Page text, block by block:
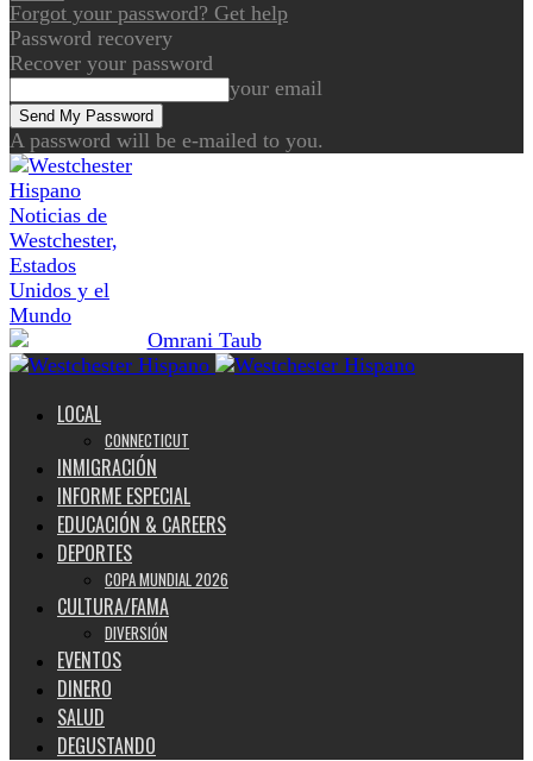
Forgot your password? Get help
Password recovery
Recover your password
your email
A password will be e-mailed to you.
Noticias de
Westchester,
Estados
Unidos y el
Mundo
LOCAL
CONNECTICUT
INMIGRACIÓN
INFORME ESPECIAL
EDUCACIÓN & CAREERS
DEPORTES
COPA MUNDIAL 2026
CULTURA/FAMA
DIVERSIÓN
EVENTOS
DINERO
SALUD
DEGUSTANDO